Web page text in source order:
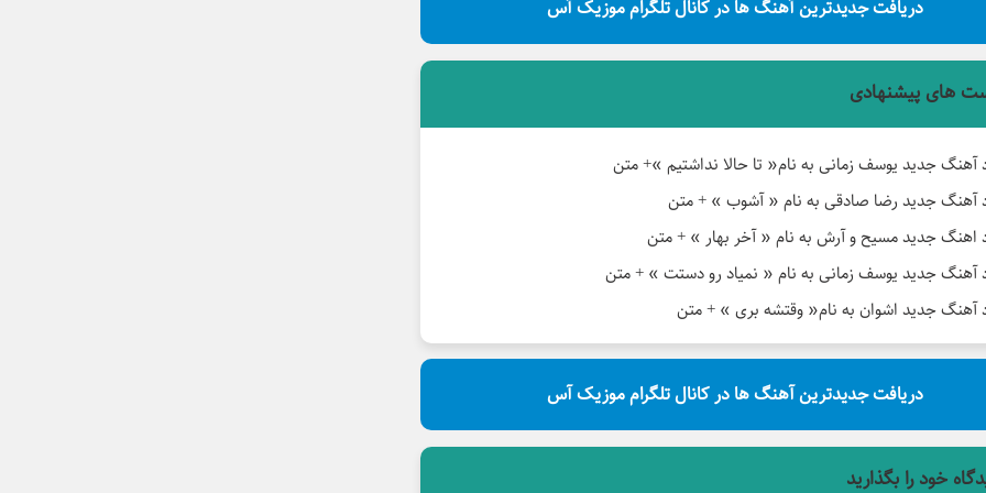
دریافت جدیدترین آهنگ ها در کانال تلگرام موزیک آس
های پیشنهادی
آهنگ جدید یوسف زمانی به نام« تا حالا نداشتیم »+ متن
آهنگ جدید رضا صادقی به نام « آشوب » + متن
اهنگ جدید مسیح و آرش به نام « آخر بهار » + متن
آهنگ جدید یوسف زمانی به نام « نمیاد رو دستت » + متن
آهنگ جدید اشوان به نام« وقتشه بری » + متن
دریافت جدیدترین آهنگ ها در کانال تلگرام موزیک آس
خود را بگذارید